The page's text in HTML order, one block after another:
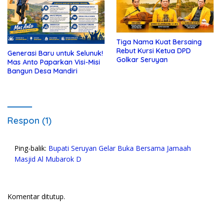
Generasi Baru untuk Selunuk!
Mas Anto Paparkan Visi-Misi
Bangun Desa Mandiri
Tiga Nama Kuat Bersaing
Rebut Kursi Ketua DPD
Golkar Seruyan
Respon (1)
Ping-balik: Bupati Seruyan Gelar Buka Bersama Jamaah
Masjid Al Mubarok D
Komentar ditutup.